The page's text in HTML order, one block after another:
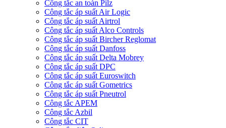
Công tắc an toàn Pilz
Công tắc áp suất Air Logic
Công tắc áp suất Airtrol
Công tắc áp suất Alco Controls
Công tắc áp suất Bircher Reglomat
Công tắc áp suất Danfoss
Công tắc áp suất Delta Mobrey
Công tắc áp suất DPC
Công tắc áp suất Euroswitch
Công tắc áp suất Gometrics
Công tắc áp suất Pneutrol
Công tắc APEM
Công tắc Azbil
Công tắc CIT